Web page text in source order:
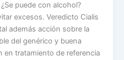
puede con alcohol?
excesos. Veredicto Cialis
además acción sobre la
del genérico y buena
en tratamiento de referencia